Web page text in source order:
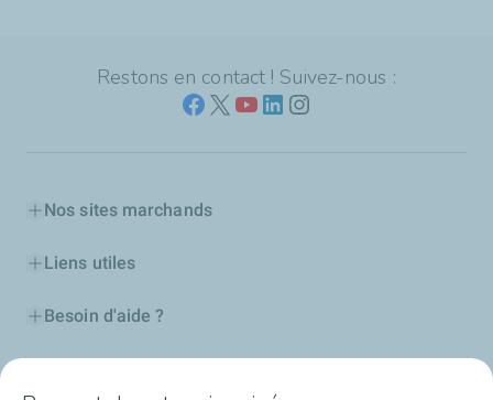
Restons en contact ! Suivez-nous :
Nos sites marchands
Liens utiles
Besoin d'aide ?